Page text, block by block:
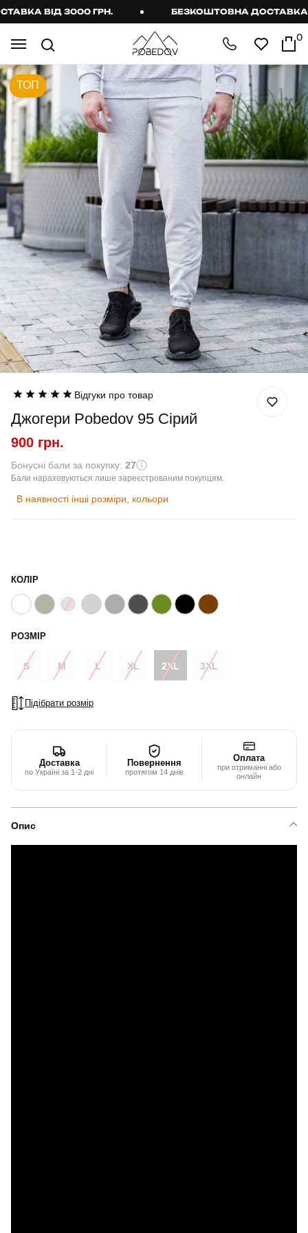
ВІД 3000 ГРН. БЕЗКОШТОВНА ДОСТАВКА
0
ТОП
Відгуки про товар
Джогери Pobedov 95 Сірий
900 грн.
Бонусні бали за покупку: 27
Бали нараховуються лише зареєстрованим покупцям.
В наявності інші розміри, кольори
КОЛІР
РОЗМІР
S M L XL 2XL 3XL
Підібрати розмір
Доставка
по Україні за 1-2 дні
Повернення
протягом 14 днів
Оплата
при отриманні або
онлайн
Опис